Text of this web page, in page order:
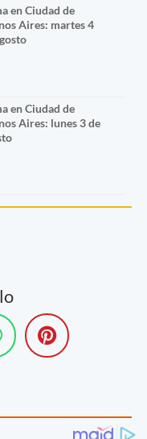
en Ciudad de
Aires: martes 4
en Ciudad de
Aires: lunes 3 de